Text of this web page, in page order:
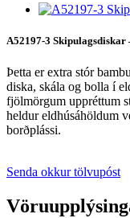
A52197-3 Skipulagsdiskar
Þetta er extra stór
diska, skála og bolla í
fjölmörgum uppréttum
heldur eldhúsáhöldum
borðplássi.
Senda okkur tölvupóst